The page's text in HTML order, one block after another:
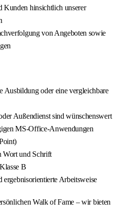
Kunden hinsichtlich unserer
von Angeboten sowie
Ausbildung oder eine vergleichbare
Außendienst sind wünschenswert
MS-Office-Anwendungen
Wort und Schrift
B
ergebnisorientierte Arbeitsweise
Walk of Fame – wir bieten